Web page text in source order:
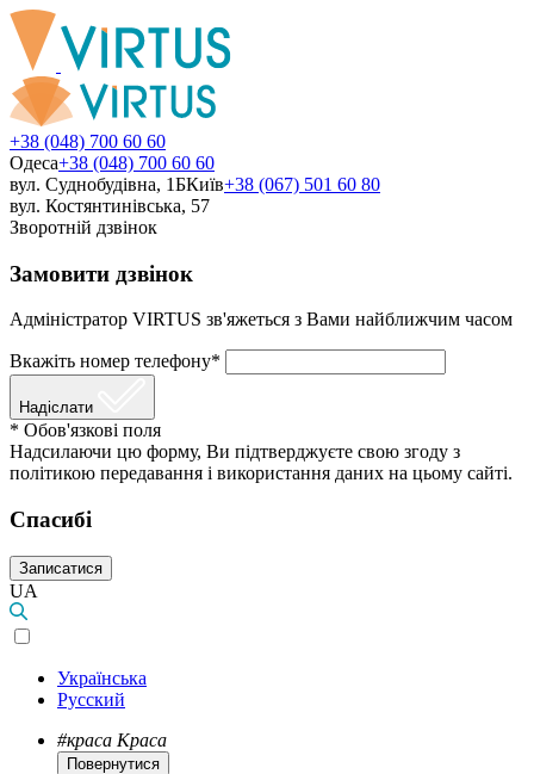
+38 (048) 700 60 60
Одеса+38 (048) 700 60 60
вул. Суднобудівна, 1БКиїв+38 (067) 501 60 80
вул. Костянтинівська, 57
Зворотній дзвінок
Замовити дзвінок
Адміністратор VIRTUS зв'яжеться з Вами найближчим часом
Вкажіть номер телефону*
Надіслати
* Обов'язкові поля
Надсилаючи цю форму, Ви підтверджуєте свою згоду з
політикою передавання і використання даних на цьому сайті.
Спасибі
Записатися
UA
Українська
Русский
#краса Краса
Повернутися